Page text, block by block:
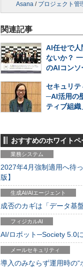
Asana / プロジェクト管
関連記事
AI任せで人
ないか？
のAIコンソ
セキュリテ
─AI活用の
ティブ組織
おすすめのホワイトペ
業務システム
2027年4月強制適用へ待
版】
生成AI/AIエージェント
成否のカギは「データ基
フィジカルAI
AI/ロボット─Society 5.0
メールセキュリティ
導入のみならず運用時の“